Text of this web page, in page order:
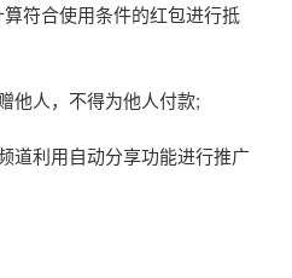
符合使用条件的红包进行抵
他人，不得为他人付款;
道利用自动分享功能进行推广